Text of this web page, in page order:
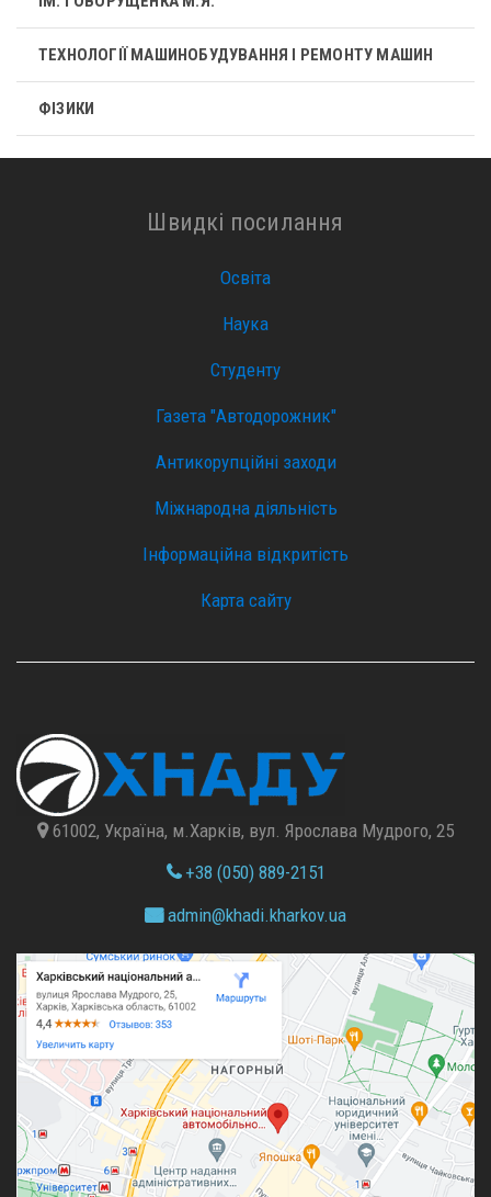
ТЕХНОЛОГІЇ МАШИНОБУДУВАННЯ І РЕМОНТУ МАШИН
ФІЗИКИ
Швидкі посилання
Освіта
Наука
Студенту
Газета "Автодорожник"
Антикорупційні заходи
Міжнародна діяльність
Інформаційна відкритість
Карта сайту
61002, Україна, м.Харків, вул. Ярослава Мудрого, 25
+38 (050) 889-2151
admin@khadi.kharkov.ua